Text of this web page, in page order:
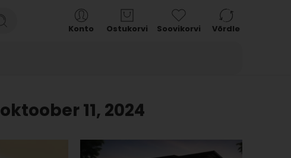
Konto Ostukorvi Soovikorvi Võrdle
oktoober 11, 2024